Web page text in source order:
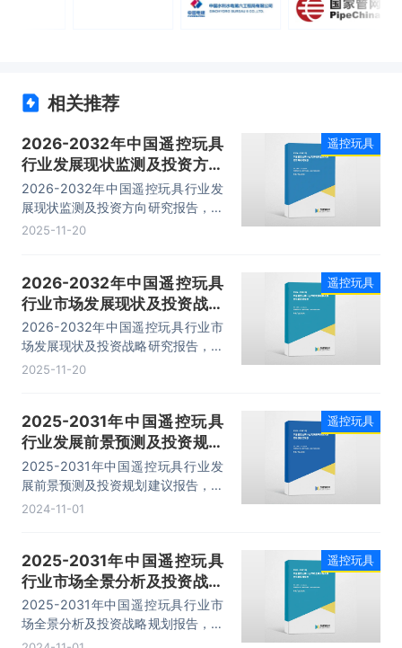
相关推荐
2026-2032年中国遥控玩具
行业发展现状监测及投资方向
研究报告
2026-2032年中国遥控玩具行业发
展现状监测及投资方向研究报告，主
要包括行业竞争形势及策略、相关企
2025-11-20
遥控玩具
2026-2032年中国遥控玩具
行业市场发展现状及投资战略
研究报告
2026-2032年中国遥控玩具行业市
场发展现状及投资战略研究报告，主
要包括市场发展趋势分析、投资风险
2025-11-20
遥控玩具
2025-2031年中国遥控玩具
行业发展前景预测及投资规划
建议报告
2025-2031年中国遥控玩具行业发
展前景预测及投资规划建议报告，主
要包括行业竞争形势及策略、相关企
2024-11-01
遥控玩具
2025-2031年中国遥控玩具
行业市场全景分析及投资战略
规划报告
2025-2031年中国遥控玩具行业市
场全景分析及投资战略规划报告，主
要包括市场发展趋势分析、投资风险
遥控玩具